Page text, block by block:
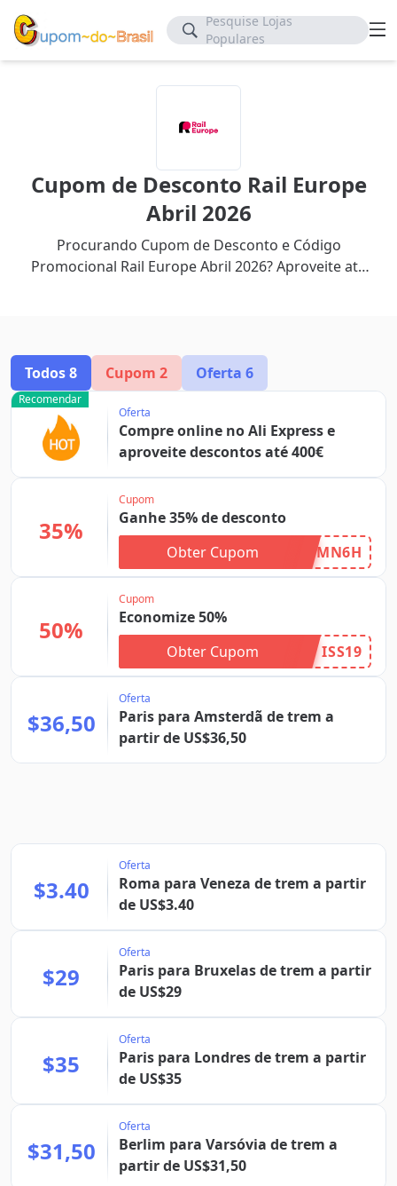
Pesquise Lojas
Populares
Cupom de Desconto Rail Europe
Abril 2026
Procurando Cupom de Desconto e Código
Promocional Rail Europe Abril 2026? Aproveite até
Todos8 Cupom 2 Oferta 6
Recomendar
Oferta
Compre online no Ali Express e
aproveite descontos até 400€
35%
Cupom
Ganhe 35% de desconto
Obter Cupom
SMN6H
50%
Cupom
Economize 50%
Obter Cupom
ISS19
$36,50
Oferta
Paris para Amsterdã de trem a
partir de US$36,50
$3.40
Oferta
Roma para Veneza de trem a partir
de US$3.40
$29
Oferta
Paris para Bruxelas de trem a partir
de US$29
$35
Oferta
Paris para Londres de trem a partir
de US$35
$31,50
Oferta
Berlim para Varsóvia de trem a
partir de US$31,50